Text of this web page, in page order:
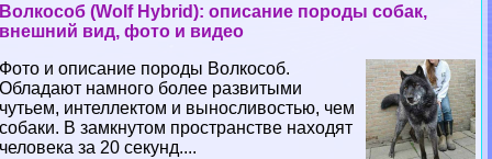
Волкособ (Wolf Hybrid): описание породы собак,
внешний вид, фото и видео
Фото и описание породы Волкособ.
Обладают намного более развитыми
чутьем, интеллектом и выносливостью, чем
собаки. В замкнутом прострaнcтве находят
человека за 20 секунд....